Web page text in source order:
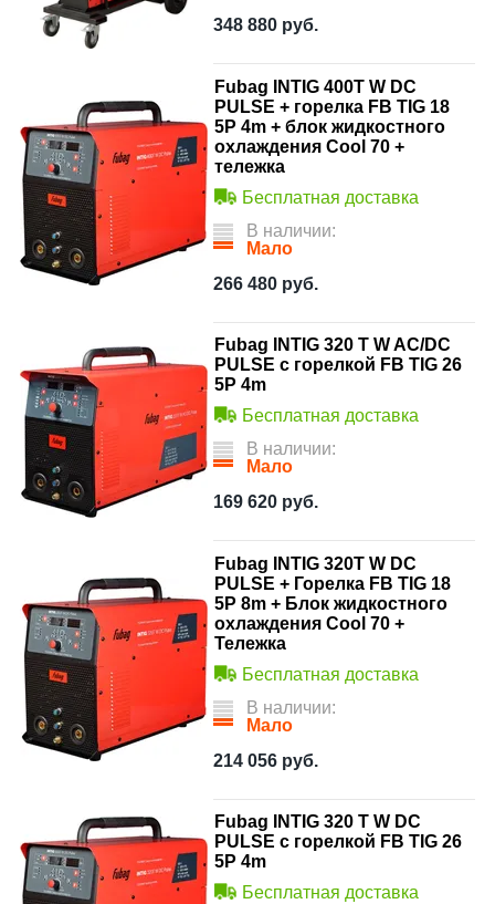
348 880 руб.
Fubag INTIG 400T W DC
PULSE + горелка FB TIG 18
5P 4m + блок жидкостного
охлаждения Cool 70 +
тележка
Бесплатная доставка
В наличии:
Мало
266 480 руб.
Fubag INTIG 320 T W AC/DC
PULSE с горелкой FB TIG 26
5P 4m
Бесплатная доставка
В наличии:
Мало
169 620 руб.
Fubag INTIG 320T W DC
PULSE + Горелка FB TIG 18
5P 8m + Блок жидкостного
охлаждения Cool 70 +
Тележка
Бесплатная доставка
В наличии:
Мало
214 056 руб.
Fubag INTIG 320 T W DC
PULSE с горелкой FB TIG 26
5P 4m
Бесплатная доставка